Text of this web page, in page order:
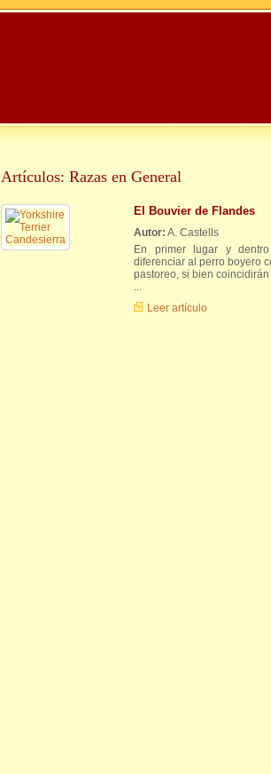
Artículos: Razas en General
El Bouvier de Flandes
Autor: A. Castells
En primer lugar y
diferenciar al perro boyero
pastoreo, si bien
...
Leer artículo